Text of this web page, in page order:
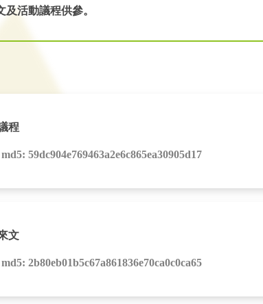
及活動議程供參。
程
md5: 59dc904e769463a2e6c865ea30905d17
文
md5: 2b80eb01b5c67a861836e70ca0c0ca65